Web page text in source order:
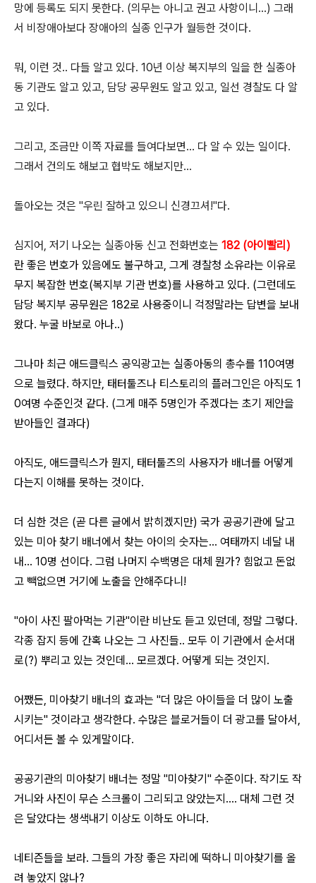
망에 등록도 되지 못한다. (의무는 아니고 권고 사항이니...) 그래
서 비장애아보다 장애아의 실종 인구가 월등한 것이다.
뭐, 이런 것.. 다들 알고 있다. 10년 이상 복지부의 일을 한 실종아
동 기관도 알고 있고, 담당 공무원도 알고 있고, 일선 경찰도 다 알
고 있다.
그리고, 조금만 이쪽 자료를 들여다보면... 다 알 수 있는 일이다.
그래서 건의도 해보고 협박도 해보지만...
돌아오는 것은 "우린 잘하고 있으니 신경끄셔!"다.
심지어, 저기 나오는 실종아동 신고 전화번호는 182 (아이빨리)
란 좋은 번호가 있음에도 불구하고, 그게 경찰청 소유라는 이유로
무지 복잡한 번호(복지부 기관 번호)를 사용하고 있다. (그런데도
담당 복지부 공무원은 182로 사용중이니 걱정말라는 답변을 보내
왔다. 누굴 바보로 아나..)
그나마 최근 애드클릭스 공익광고는 실종아동의 총수를 110여명
으로 늘렸다. 하지만, 태터툴즈나 티스토리의 플러그인은 아직도 1
0여명 수준인것 같다. (그게 매주 5명인가 주겠다는 초기 제안을
받아들인 결과다)
아직도, 애드클릭스가 뭔지, 태터툴즈의 사용자가 배너를 어떻게
다는지 이해를 못하는 것이다.
더 심한 것은 (곧 다른 글에서 밝히겠지만) 국가 공공기관에 달고
있는 미아 찾기 배너에서 찾는 아이의 숫자는... 여태까지 네달 내
내... 10명 선이다. 그럼 나머지 수백명은 대체 뭔가? 힘없고 돈없
고 빽없으면 거기에 노출을 안해주다니!
"아이 사진 팔아먹는 기관"이란 비난도 듣고 있던데, 정말 그렇다.
각종 잡지 등에 간혹 나오는 그 사진들.. 모두 이 기관에서 순서대
로(?) 뿌리고 있는 것인데... 모르겠다. 어떻게 되는 것인지.
어쨌든, 미아찾기 배너의 효과는 "더 많은 아이들을 더 많이 노출
시키는" 것이라고 생각한다. 수많은 블로거들이 더 광고를 달아서,
어디서든 볼 수 있게말이다.
공공기관의 미아찾기 배너는 정말 "미아찾기" 수준이다. 작기도 작
거니와 사진이 무슨 스크롤이 그리되고 앉았는지.... 대체 그런 것
은 달았다는 생색내기 이상도 이하도 아니다.
네티즌들을 보라. 그들의 가장 좋은 자리에 떡하니 미아찾기를 올
려 놓았지 않나?